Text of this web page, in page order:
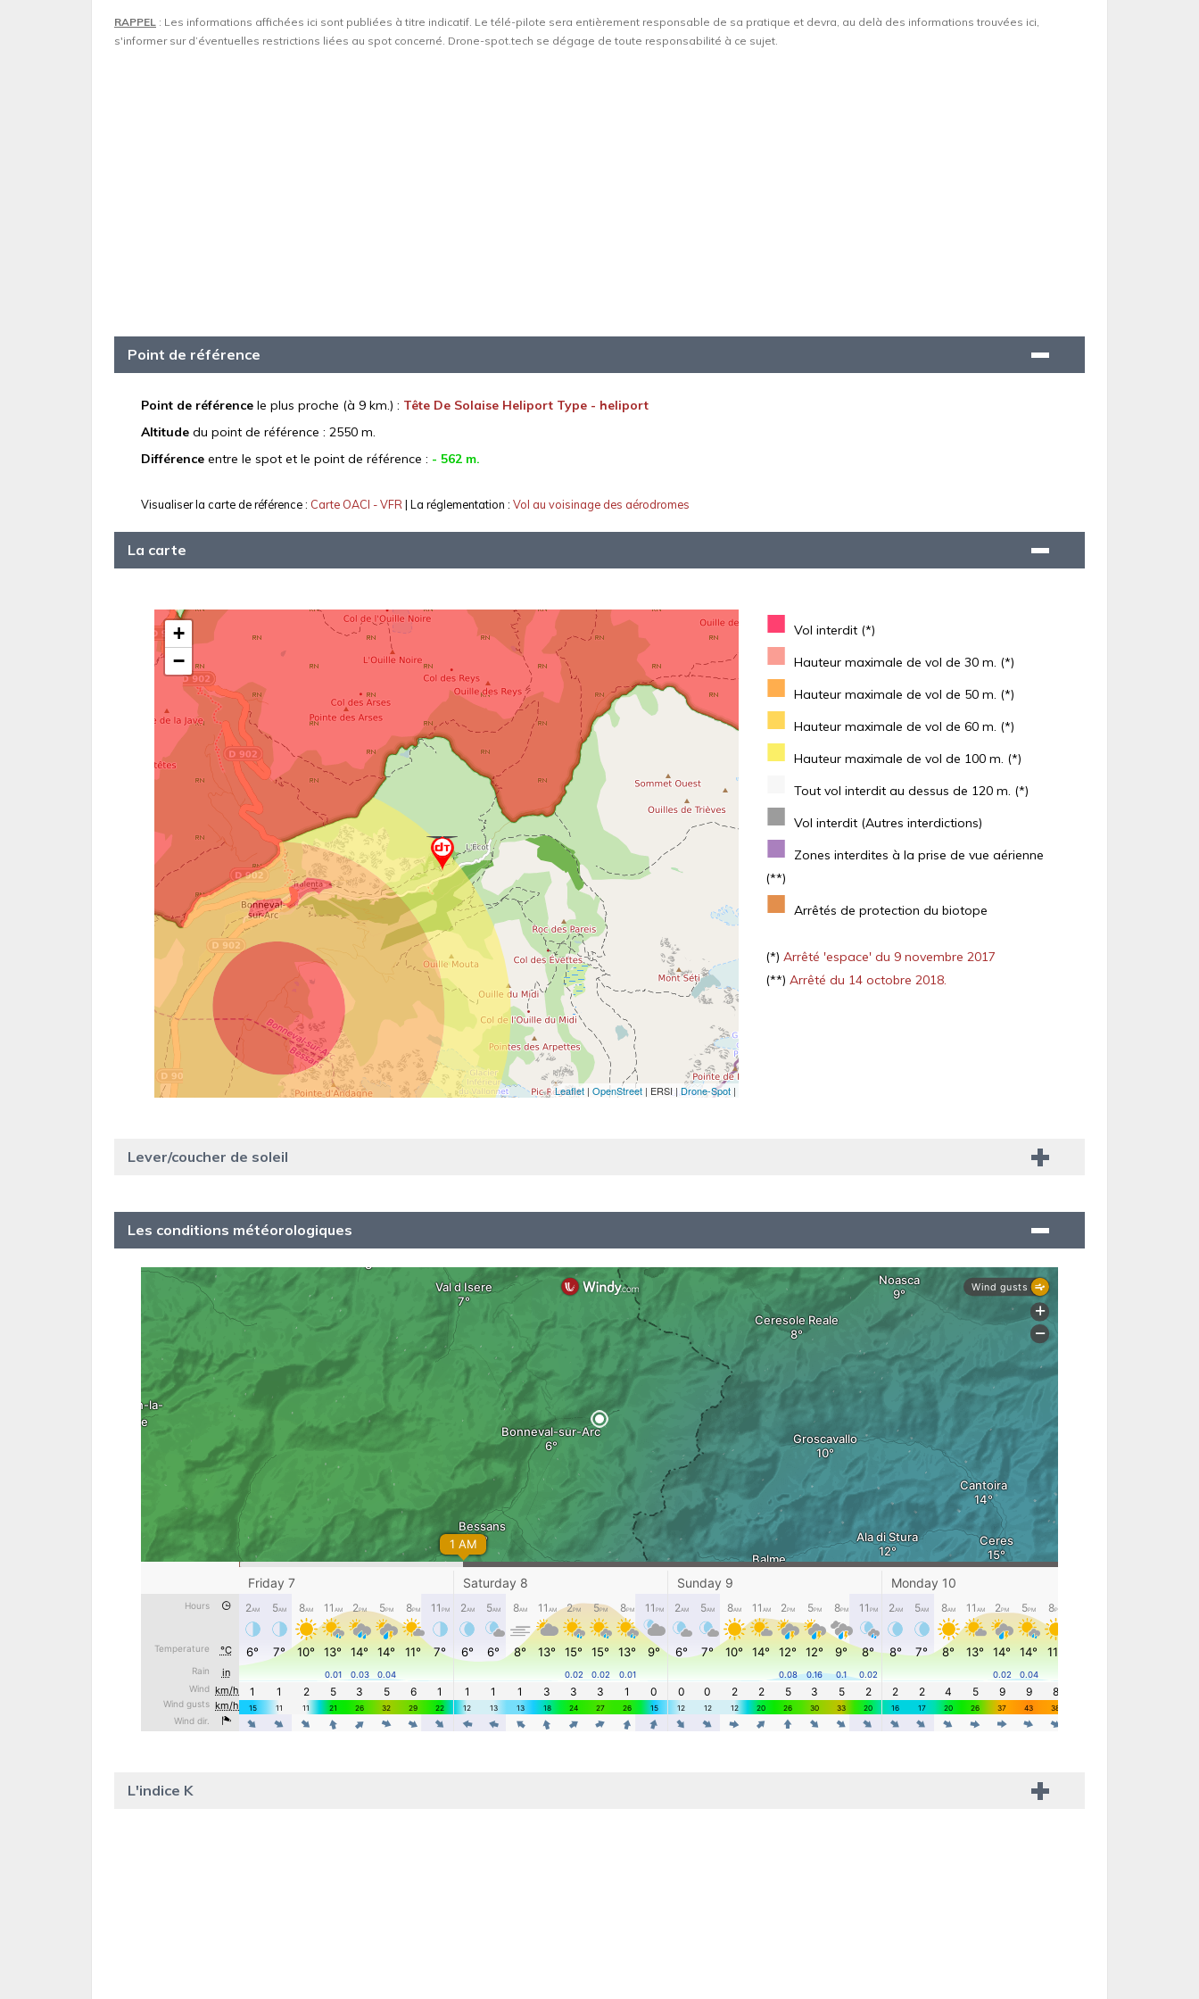
RAPPEL : Les informations affichées ici sont publiées à titre indicatif. Le télé-pilote sera entièrement responsable de sa pratique et devra, au delà des informations trouvées ici,
s'informer sur d’éventuelles restrictions liées au spot concerné. Drone-spot.tech se dégage de toute responsabilité à ce sujet.
Point de référence
Point de référence le plus proche (à 9 km.) : Tête De Solaise Heliport Type - heliport
Altitude du point de référence : 2550 m.
Différence entre le spot et le point de référence : - 562 m.
Visualiser la carte de référence : Carte OACI - VFR| La réglementation : Vol au voisinage des aérodromes
La carte
■ Vol interdit (*)
■ Hauteur maximale de vol de 30 m. (*)
■ Hauteur maximale de vol de 50 m. (*)
■ Hauteur maximale de vol de 60 m. (*)
■ Hauteur maximale de vol de 100 m. (*)
Tout vol interdit au dessus de 120 m. (*)
■ Vol interdit (Autres interdictions)
■
Zones interdites à la prise de vue aérienne
(**)
■ Arrêtés de protection du biotope
(*) Arrêté 'espace' du 9 novembre 2017
(**) Arrêté du 14 octobre 2018.
Lever/coucher de soleil
Les conditions météorologiques
L'indice K